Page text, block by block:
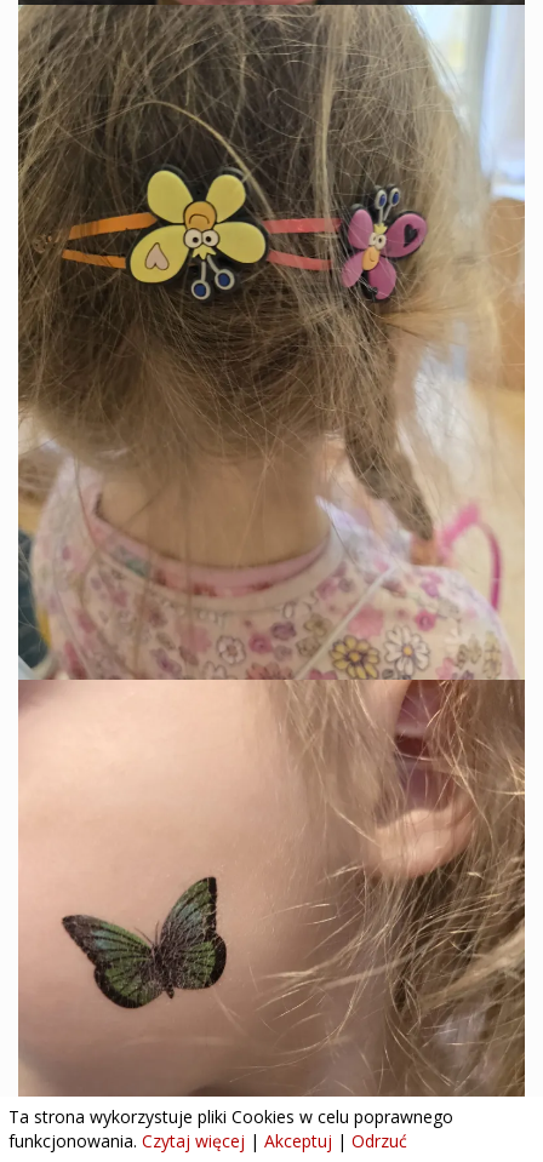
Ta strona wykorzystuje pliki Cookies w celu poprawnego
funkcjonowania. Czytaj więcej | Akceptuj | Odrzuć